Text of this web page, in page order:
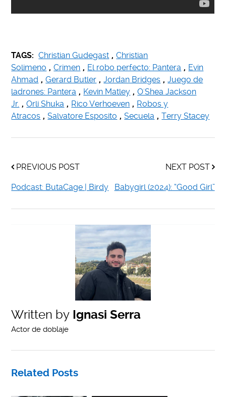
TAGS: Christian Gudegast , Christian
Solimeno , Crimen , El robo perfecto: Pantera , Evin
Ahmad , Gerard Butler , Jordan Bridges , Juego de
ladrones: Pantera , Kevin Matley , O'Shea Jackson
Jr. , Orli Shuka , Rico Verhoeven , Robos y
Atracos , Salvatore Esposito , Secuela , Terry Stacey
PREVIOUS POST
Podcast: ButaCage | Birdy
NEXT POST
Babygirl (2024): “Good Girl”
Written by Ignasi Serra
Actor de doblaje
Related Posts